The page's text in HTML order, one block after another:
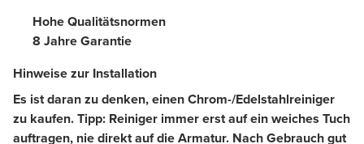
Hohe Qualitätsnormen
8 Jahre Garantie
Hinweise zur Installation
Es ist daran zu denken, einen Chrom-/Edelstahlreiniger
zu kaufen. Tipp: Reiniger immer erst auf ein weiches Tuch
auftragen, nie direkt auf die Armatur. Nach Gebrauch gut